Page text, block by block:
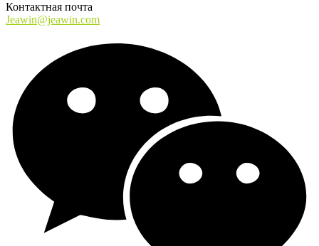
Контактная почта
Jeawin@jeawin.com